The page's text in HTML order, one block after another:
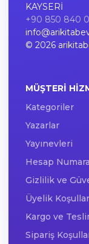
KAYSERİ
+90 850 840
© 2026
MÜŞTERI
Kategoriler
Yazarlar
Yayınevleri
Hesap
Gizlilik ve
Üyelik
Kargo ve
Sipariş